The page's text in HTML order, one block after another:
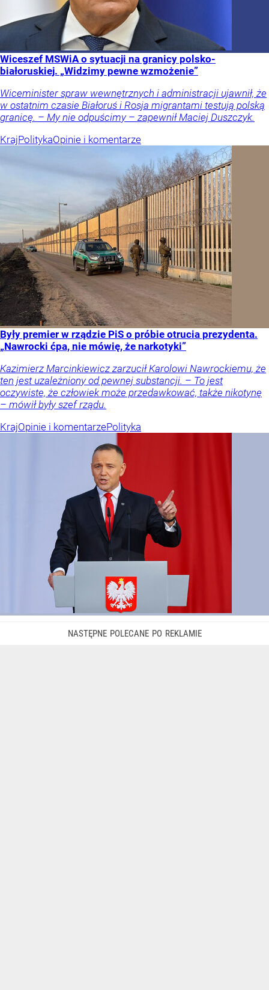
Wiceszef MSWiA o sytuacji na granicy polsko-
białoruskiej. „Widzimy pewne wzmożenie”
Wiceminister spraw wewnętrznych i administracji ujawnił, że
w ostatnim czasie Białoruś i Rosja migrantami testują polską
granicę. – My nie odpuścimy – zapewnił Maciej Duszczyk.
KrajPolitykaOpinie i komentarze
Były premier w rządzie PiS o próbie otrucia prezydenta.
„Nawrocki ćpa, nie mówię, że narkotyki”
Kazimierz Marcinkiewicz zarzucił Karolowi Nawrockiemu, że
ten jest uzależniony od pewnej substancji. – To jest
oczywiste, że człowiek może przedawkować, także nikotynę
– mówił były szef rządu.
KrajOpinie i komentarzePolityka